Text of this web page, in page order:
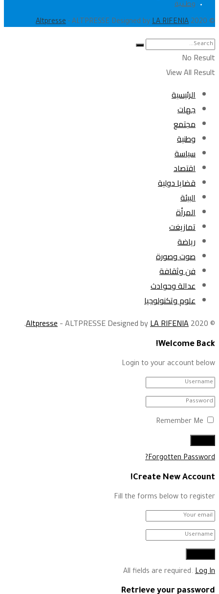
وطنية
© 2020
Altpresse - ALTPRESSE Designed by LA RIFENIA
.
No Result
View All Result
الرئيسية
جهات
مجتمع
وطنية
سياسة
اقتصاد
قضايا دولية
البيئة
المرأة
تمازيغت
رياضة
صوت وصورة
فن وثقافة
عدالة وحوادث
علوم وتكنولوجيا
© 2020
Altpresse- ALTPRESSE Designed byLA RIFENIA
.
Welcome Back!
Login to your account below
Remember Me
Forgotten Password?
Create New Account!
Fill the forms below to register
All fields are required. Log In
Retrieve your password